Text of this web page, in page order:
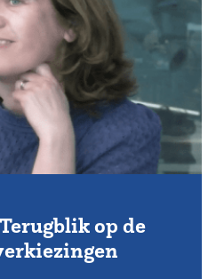
op de